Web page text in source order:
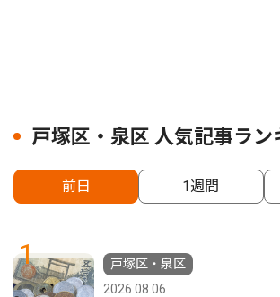
戸塚区・泉区 人気記事ラン
前日 1週間
1
戸塚区・泉区
2026.08.06